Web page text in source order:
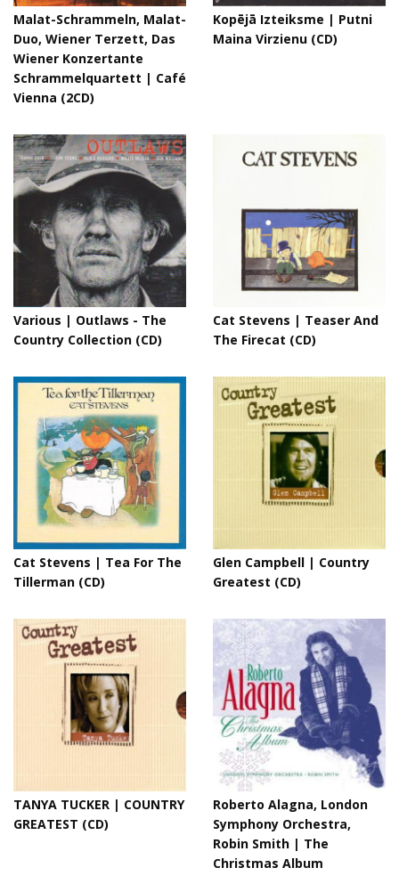
Malat-Schrammeln, Malat-
Duo, Wiener Terzett, Das
Wiener Konzertante
Schrammelquartett | Café
Vienna (2CD)
Kopējā Izteiksme | Putni
Maina Virzienu (CD)
Various | Outlaws - The
Country Collection (CD)
Cat Stevens | Teaser And
The Firecat (CD)
Cat Stevens | Tea For The
Tillerman (CD)
Glen Campbell ‎| Country
Greatest (CD)
TANYA TUCKER | COUNTRY
GREATEST (CD)
Roberto Alagna, London
Symphony Orchestra,
Robin Smith | The
Christmas Album